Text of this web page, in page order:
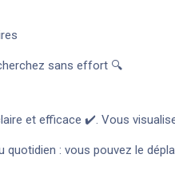
sans effort 🔍
et efficace ✔️. Vous
: vous pouvez le